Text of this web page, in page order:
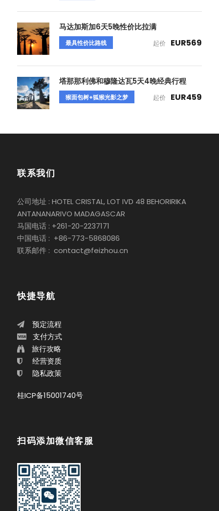
马达加斯加6天5晚性价比拉满
最具性价比路线 起价 EUR569
塔那那利佛和穆隆达瓦5天4晚经典行程
猴面包树+狐猴光影之梦 起价 EUR459
联系我们
公司地址 : HOTEL CRISTAL, LOT IVD 48 BEHORIRIKA
ANTANANARIVO MADAGASCAR
马国电话 : +261-20-2237171
中国电话 : +86-773-5868086
联系邮件 : contact@feizhou.cn
快捷导航
预定流程
支付方式
旅行攻略
经营资质
隐私政策
桂ICP备15001740号
扫码添加微信客服